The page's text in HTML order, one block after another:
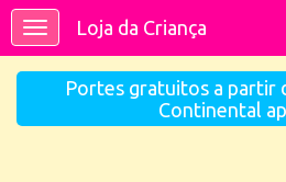
ToggleLoja da Criança
Portes gratuitos a partir
Continental